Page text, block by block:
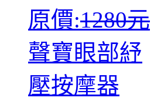
原價:1280元
聲寶眼部紓
壓按摩器